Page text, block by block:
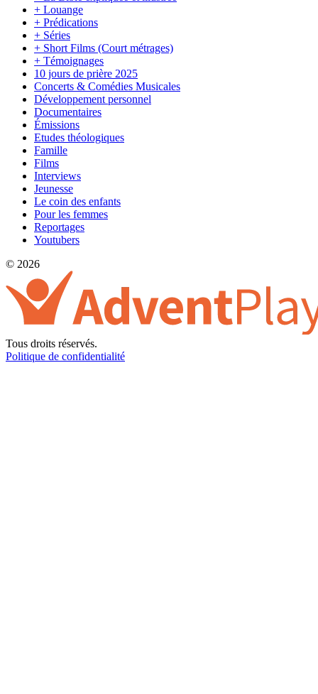
+ Louange
+ Prédications
+ Séries
+ Short Films (Court métrages)
+ Témoignages
10 jours de prière 2025
Concerts & Comédies Musicales
Développement personnel
Documentaires
Émissions
Etudes théologiques
Famille
Films
Interviews
Jeunesse
Le coin des enfants
Pour les femmes
Reportages
Youtubers
© 2026
Tous droits réservés.
Politique de confidentialité